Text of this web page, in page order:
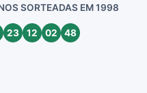
SORTEADAS EM 1998
23 12 02 48